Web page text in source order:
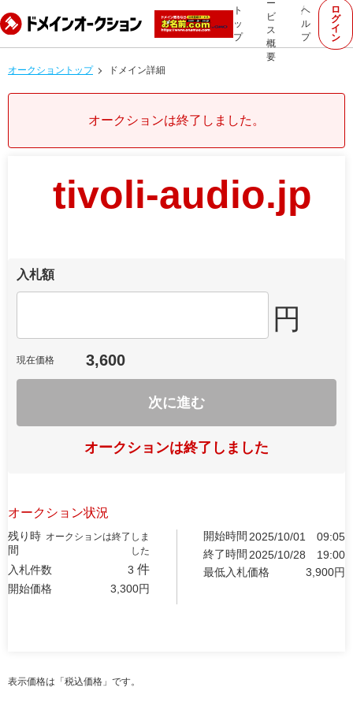
ト
ッ
プ
ー
ビ
ス
概
要
ヘ
ル
プ
ロ
グ
イ
ン
オークショントップ ドメイン詳細
オークションは終了しました。
tivoli-audio.jp
入札額
円
現在価格 3,600
次に進む
オークションは終了しました
オークション状況
残り時
間
オークションは終了しま
した
入札件数 3 件
開始価格 3,300円
開始時間 2025/10/01
09:05
終了時間 2025/10/28
19:00
最低入札価格
3,900円
表示価格は「税込価格」です。